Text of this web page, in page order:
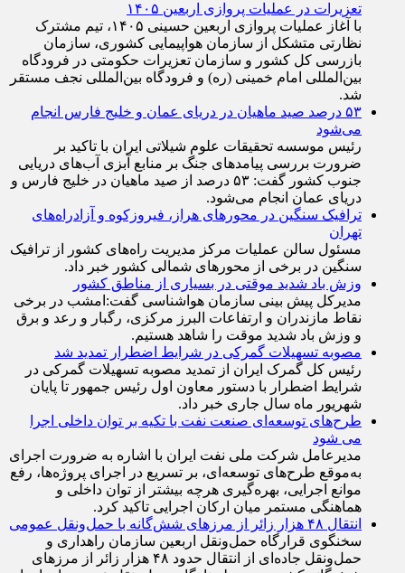
استقرار تیم مشترک نظارتی سازمان هواپیمایی، بازرسی و
تعزیرات در عملیات پروازی اربعین ۱۴۰۵
با آغاز عملیات پروازی اربعین حسینی ۱۴۰۵، تیم مشترک
نظارتی متشکل از سازمان هواپیمایی کشوری، سازمان
بازرسی کل کشور و سازمان تعزیرات حکومتی در فرودگاه
بین‌المللی امام خمینی (ره) و فرودگاه بین‌المللی نجف مستقر
شد.
۵۳ درصد صید ماهیان در دریای عمان و خلیج فارس انجام
می‌شود
رئیس موسسه تحقیقات علوم شیلاتی ایران با تاکید بر
ضرورت بررسی پیامد‌های جنگ بر منابع آبزی آب‌های دریایی
جنوب کشور گفت: ۵۳ درصد از صید ماهیان در خلیج فارس و
دریای عمان انجام می‌شود.
ترافیک سنگین در محورهای هراز، فیروزکوه و آزادراه‌های
تهران
مسئول سالن عملیات مرکز مدیریت راه‌های کشور از ترافیک
سنگین در برخی از محور‌های شمالی کشور خبر داد.
وزش باد شدید موقتی در بسیاری از مناطق کشور
مدیرکل پیش بینی سازمان هواشناسی گفت:امشب در برخی
نقاط مازندران و ارتفاعات البرز مرکزی، رگبار و رعد و برق
و وزش باد شدید موقت را شاهد هستیم.
مصوبه تسهیلات گمرکی در شرایط اضطرار تمدید شد
رئیس کل گمرک ایران از تمدید مصوبه تسهیلات گمرکی در
شرایط اضطرار با دستور معاون اول رئیس جمهور تا پایان
شهریور ماه سال جاری خبر داد.
طرح‌های توسعه‌ای صنعت نفت با تکیه بر توان داخلی اجرا
می شود
مدیرعامل شرکت ملی نفت ایران با اشاره به ضرورت اجرای
به‌موقع طرح‌های توسعه‌ای، بر تسریع در اجرای پروژه‌ها، رفع
موانع اجرایی، بهره‌گیری هرچه بیشتر از توان داخلی و
هماهنگی مستمر میان ارکان اجرایی تاکید کرد.
انتقال ۴۸ هزار زائر از مرزهای شش‌گانه با حمل‌ونقل عمومی
سخنگوی قرارگاه حمل‌ونقل اربعین سازمان راهداری و